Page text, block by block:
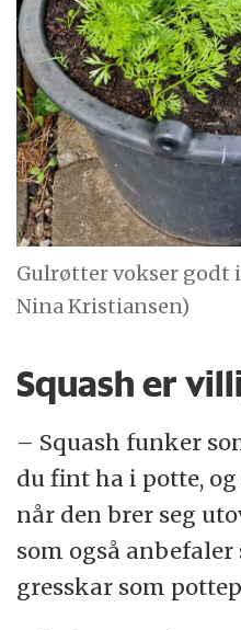
Gulrøtter vokser godt
Nina Kristiansen)
Squash er
– Squash funker
du fint ha i potte,
når den brer seg
som også
gresskar som